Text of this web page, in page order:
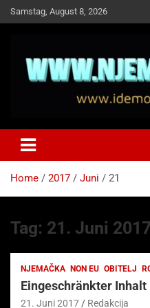
Skip
to
Samstag, August 8, 2026
Idemo u
Home 2017 Juni 21
Tag: 21. Juni 2017
NJEMAČKA NON EU OBITELJ
Eingeschränkter Inhalt
21. Juni 2017 Redakcija